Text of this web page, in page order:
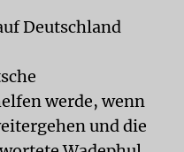
Deutschland
werde, wenn
und die